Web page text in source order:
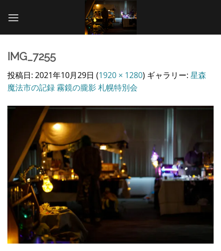
IMG_7255
投稿日: 2021年10月29日 (1920 × 1280) ギャラリー: 星森
魔法市の記録 霧鏡の朧影 札幌特別会